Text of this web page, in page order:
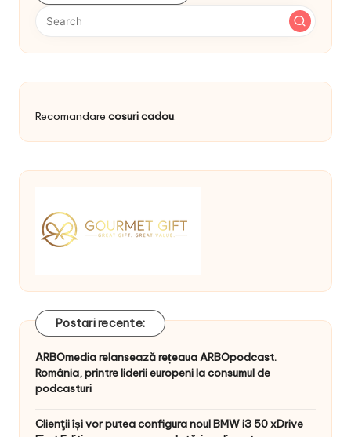
Recomandare cosuri cadou:
Postari recente:
ARBOmedia relansează rețeaua ARBOpodcast.
România, printre liderii europeni la consumul de
podcasturi
Clienţii își vor putea configura noul BMW i3 50 xDrive